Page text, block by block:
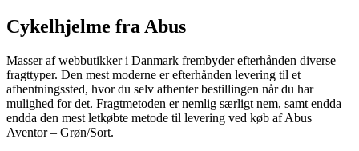
Cykelhjelme fra Abus
Masser af webbutikker i Danmark frembyder efterhånden diverse
fragttyper. Den mest moderne er efterhånden levering til et
afhentningssted, hvor du selv afhenter bestillingen når du har
mulighed for det. Fragtmetoden er nemlig særligt nem, samt endda
endda den mest letkøbte metode til levering ved køb af Abus
Aventor – Grøn/Sort.